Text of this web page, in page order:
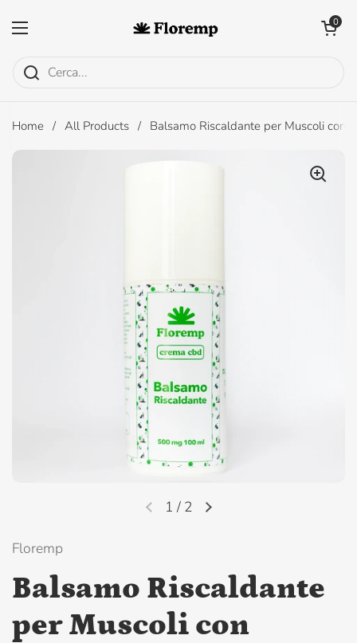
Apri menu
Apri0
Home / All Products / Balsamo Riscaldante per Muscoli con
1 / 2
Floremp
Balsamo Riscaldante
per Muscoli con